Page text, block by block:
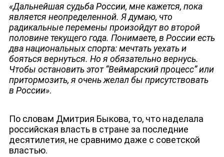
ДЕПУТАТЫ К СЪЕЗДУ
«Дальнейшая судьба России, мне кажется, пока
является неопределенной. Я думаю, что
радикальные перемены произойдут во второй
половине текущего года. Понимаете, в России есть
два национальных спорта: мечтать уехать и
бояться вернуться. Но я обязательно вернусь.
Чтобы остановить этот “Веймарский процесс” или
притормозить, я очень желал бы присутствовать
в России».
По словам Дмитрия Быкова, то, что наделала
российская власть в стране за последние
десятилетия, не сравнимо даже с советской
властью.